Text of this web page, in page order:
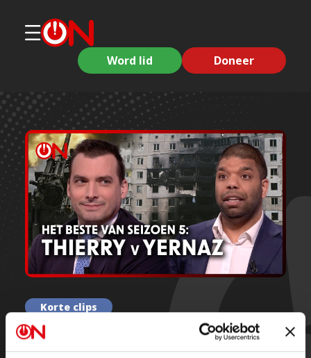
Word lid Doneer
Korte clips
Felle discussie oorlog Oekraïne -
Thierry Baudet en Yernaz